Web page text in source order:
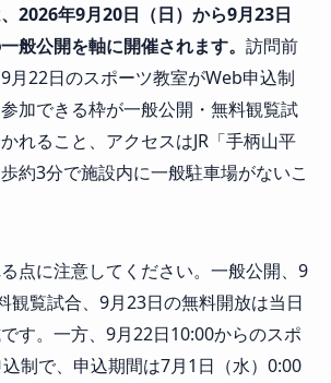
2026年9月20日（日）から9月23日
般公開を軸に開催されます。 訪問前
月22日のスポーツ教室がWeb申込制
加できる枠が一般公開・無料観覧試
れること、アクセスはJR「手柄山平
約3分で施設内に一般駐車場がないこ
点に注意してください。一般公開、9
観覧試合、9月23日の無料開放は当日
す。一方、9月22日10:00からのスポ
制で、申込期間は7月1日（水）0:00